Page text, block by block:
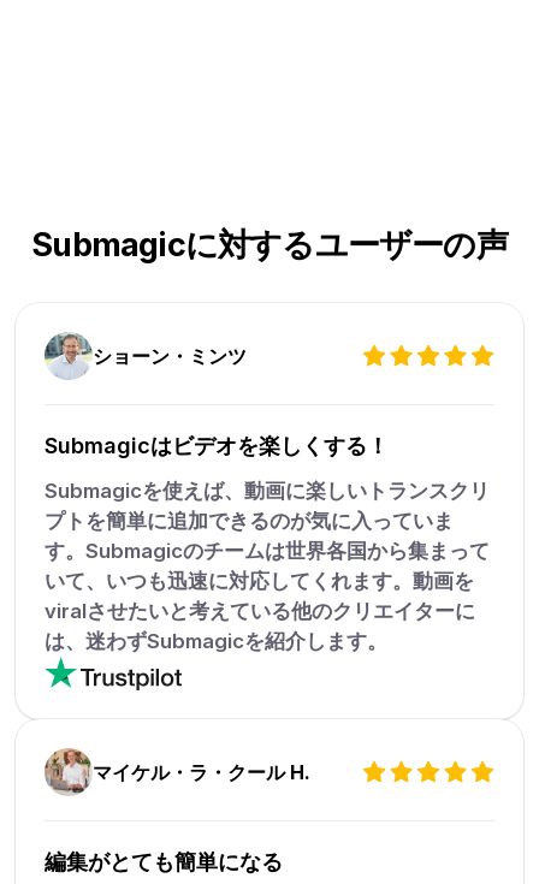
Submagicに対するユーザーの声
ショーン・ミンツ
Submagicはビデオを楽しくする！
Submagicを使えば、動画に楽しいトランスクリ
プトを簡単に追加できるのが気に入っていま
す。Submagicのチームは世界各国から集まって
いて、いつも迅速に対応してくれます。動画を
viralさせたいと考えている他のクリエイターに
は、迷わずSubmagicを紹介します。
マイケル・ラ・クール H.
編集がとても簡単になる